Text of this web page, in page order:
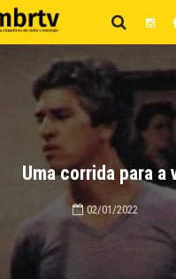
Uma corrida para a
02/01/2022